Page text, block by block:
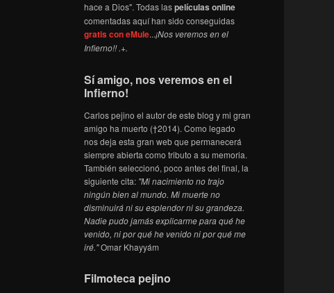
hace a Dios". Todas laspelículas online
comentadas aquí han sido conseguidas
gratis con eMule...¡Nos veremos en el
Infierno!! .+.
Sí amigo, nos veremos en el
Infierno!
Carlos pejino el autor de este blog y mi gran
amigo ha muerto (†2014). Como legado
nos deja esta gran web que permanecerá
siempre abierta como tributo a su memoria.
También seleccionó, poco antes del final, la
siguiente cita: "Mi nacimiento no trajo
ningún bien al mundo. Mi muerte no
disminuirá ni su esplendor ni su grandeza.
Nadie pudo jamás explicarme para qué he
venido, ni por qué he venido ni por qué me
iré."Omar Khayyám
Filmoteca pejino